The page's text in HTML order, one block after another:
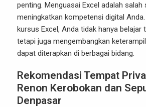
penting. Menguasai Excel adalah
meningkatkan kompetensi digital
kursus Excel, Anda tidak hanya belajar
tetapi juga mengembangkan
dapat diterapkan di berbagai bidang.
Rekomendasi Tempat
Renon Kerobokan dan
Denpasar